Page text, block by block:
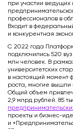
при участии ведущих
профессионалов в
Входит в
и конкурентная
С 2022 года
подключились 520
млн человек. В
университетских
в настоящий момент
роста, многие вышли
Общий объем
2,9 млрд рублей. 85
проекты и бизнес-
и